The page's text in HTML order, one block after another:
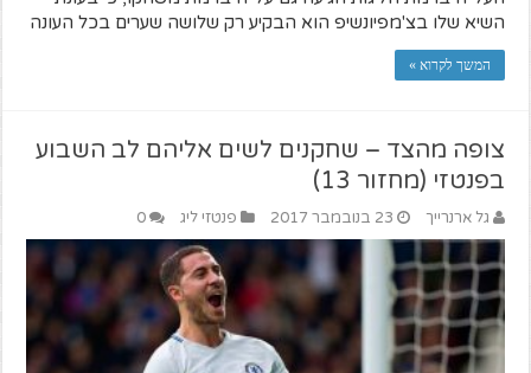
השיא שלו בצ'מפיונשיפ הוא הבקיע רק שלושה שערים בכל העונה
המשך לקרוא »
צופה מהצד – שחקנים לשים אליהם לב השבוע
בפנטזי (מחזור 13)
גל ארנרייך 23 בנובמבר 2017 פנטזי ליג 0